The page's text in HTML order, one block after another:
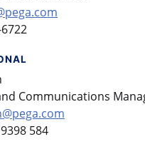
Communications
584